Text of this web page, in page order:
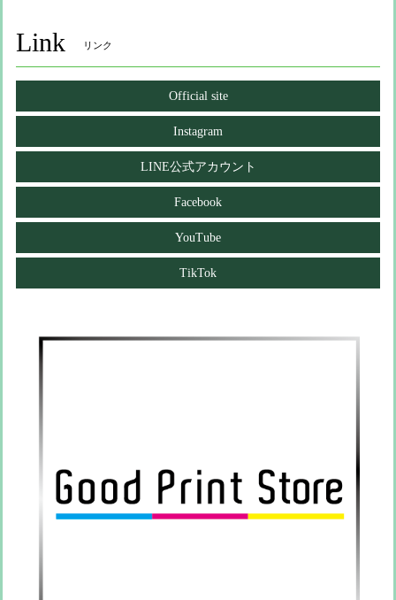
Link リンク
Official site
Instagram
LINE公式アカウント
Facebook
YouTube
TikTok